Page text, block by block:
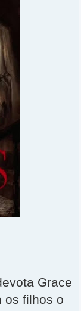
Grace
os filhos o